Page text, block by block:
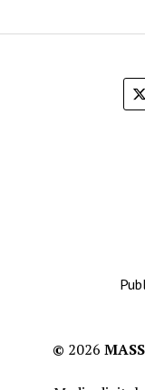
© 2026